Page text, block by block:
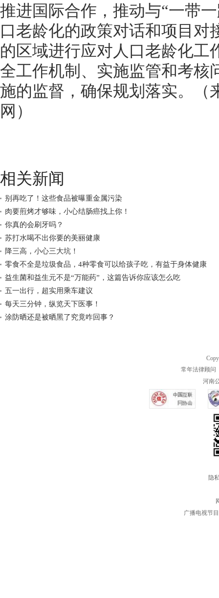
推进国际合作，推动与“一带
口老龄化的政策对话和项目对
的区域进行应对人口老龄化工
全工作机制、实施监管和考核
施的监督，确保规划落实。（
网 ）
相关新闻
别再吃了！这些食品被曝重金属污染
肉要煎烤才够味，小心结肠癌找上你！
你真的会刷牙吗？
苏打水喝不出你要的美丽健康
降三高，小心三大坑！
零食不全是垃圾食品，4种零食可以给孩子吃，有益于身体健康
益生菌和益生元不是“万能药”，这篇告诉你应该怎么吃
五一出行，超实用乘车建议
每天三分钟，纵览天下医事！
涂防晒还是被晒黑了究竟咋回事？
常年法律顾问
河南
隐
广播电视节